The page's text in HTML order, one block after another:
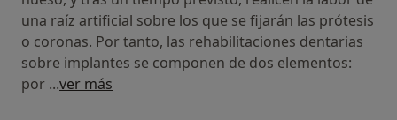
una raíz artificial sobre los que se fijarán las prótesis
o coronas. Por tanto, las rehabilitaciones dentarias
sobre implantes se componen de dos elementos:
por ...ver más